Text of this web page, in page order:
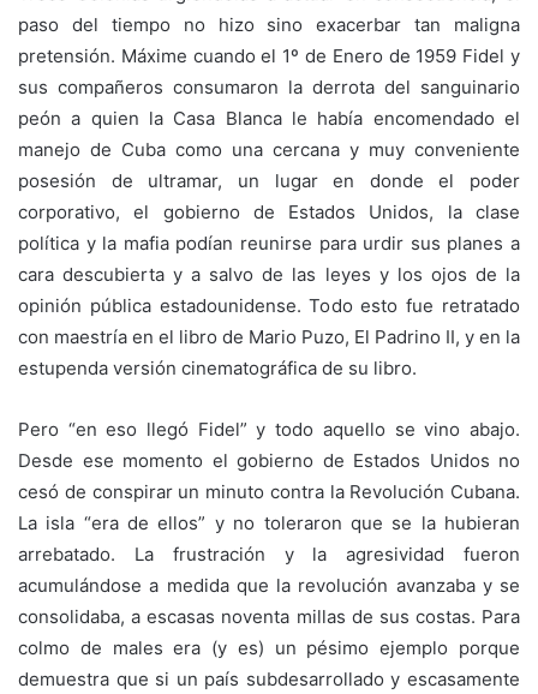
paso del tiempo no hizo sino exacerbar tan maligna
pretensión. Máxime cuando el 1º de Enero de 1959 Fidel y
sus compañeros consumaron la derrota del sanguinario
peón a quien la Casa Blanca le había encomendado el
manejo de Cuba como una cercana y muy conveniente
posesión de ultramar, un lugar en donde el poder
corporativo, el gobierno de Estados Unidos, la clase
política y la mafia podían reunirse para urdir sus planes a
cara descubierta y a salvo de las leyes y los ojos de la
opinión pública estadounidense. Todo esto fue retratado
con maestría en el libro de Mario Puzo, El Padrino II, y en la
estupenda versión cinematográfica de su libro.
Pero “en eso llegó Fidel” y todo aquello se vino abajo.
Desde ese momento el gobierno de Estados Unidos no
cesó de conspirar un minuto contra la Revolución Cubana.
La isla “era de ellos” y no toleraron que se la hubieran
arrebatado. La frustración y la agresividad fueron
acumulándose a medida que la revolución avanzaba y se
consolidaba, a escasas noventa millas de sus costas. Para
colmo de males era (y es) un pésimo ejemplo porque
demuestra que si un país subdesarrollado y escasamente